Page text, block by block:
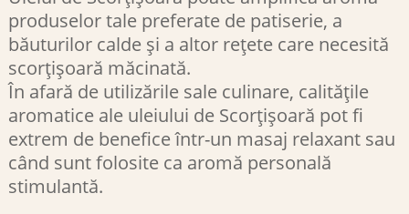
produselor tale preferate de patiserie, a
băuturilor calde și a altor rețete care necesită
scorțișoară măcinată.
În afară de utilizările sale culinare, calitățile
aromatice ale uleiului de Scorțișoară pot fi
extrem de benefice într-un masaj relaxant sau
când sunt folosite ca aromă personală
stimulantă.